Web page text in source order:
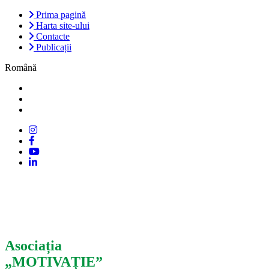
Prima pagină
Harta site-ului
Contacte
Publicații
Română
Asociația
„MOTIVAȚIE”